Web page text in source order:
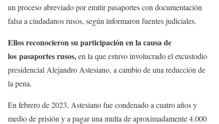
un proceso abreviado por emitir pasaportes con documentación
falsa a ciudadanos rusos, según informaron fuentes judiciales.
Ellos reconocieron su participación en la causa de
los pasaportes rusos,en la que estuvo involucrado el excustodio
presidencial Alejandro Astesiano, a cambio de una reducción de
la pena.
En febrero de 2023, Astesiano fue condenado a cuatro años y
medio de prisión y a pagar una multa de aproximadamente 4.000